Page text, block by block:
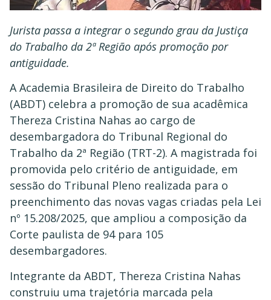
Jurista passa a integrar o segundo grau da Justiça
do Trabalho da 2ª Região após promoção por
antiguidade.
A Academia Brasileira de Direito do Trabalho
(ABDT) celebra a promoção de sua acadêmica
Thereza Cristina Nahas ao cargo de
desembargadora do Tribunal Regional do
Trabalho da 2ª Região (TRT-2). A magistrada foi
promovida pelo critério de antiguidade, em
sessão do Tribunal Pleno realizada para o
preenchimento das novas vagas criadas pela Lei
nº 15.208/2025, que ampliou a composição da
Corte paulista de 94 para 105
desembargadores.
Integrante da ABDT, Thereza Cristina Nahas
construiu uma trajetória marcada pela